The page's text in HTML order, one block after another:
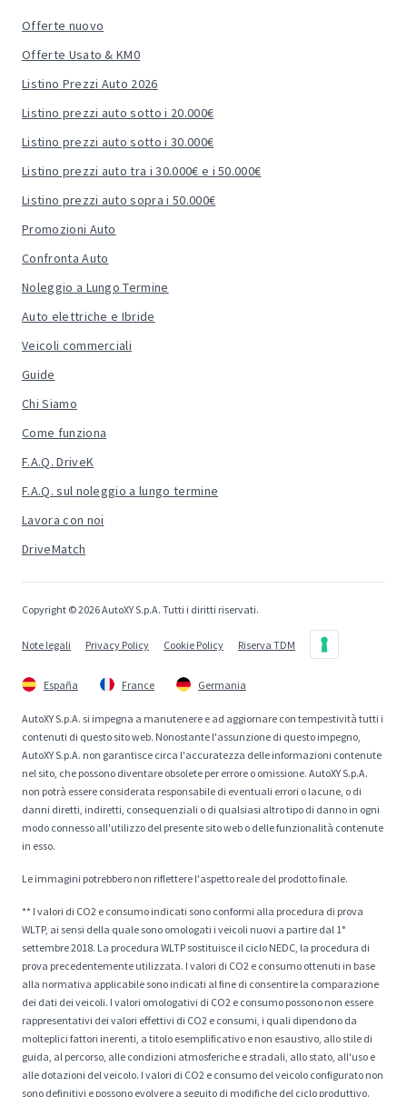
Offerte nuovo
Offerte Usato & KM0
Listino Prezzi Auto 2026
Listino prezzi auto sotto i 20.000€
Listino prezzi auto sotto i 30.000€
Listino prezzi auto tra i 30.000€ e i 50.000€
Listino prezzi auto sopra i 50.000€
Promozioni Auto
Confronta Auto
Noleggio a Lungo Termine
Auto elettriche e Ibride
Veicoli commerciali
Guide
Chi Siamo
Come funziona
F.A.Q. DriveK
F.A.Q. sul noleggio a lungo termine
Lavora con noi
DriveMatch
Copyright © 2026 AutoXY S.p.A. Tutti i diritti riservati.
Note legali Privacy Policy Cookie Policy Riserva TDM
España France Germania
AutoXY S.p.A. si impegna a manutenere e ad aggiornare con tempestività tutti i
contenuti di questo sito web. Nonostante l'assunzione di questo impegno,
AutoXY S.p.A. non garantisce circa l'accuratezza delle informazioni contenute
nel sito, che possono diventare obsolete per errore o omissione. AutoXY S.p.A.
non potrà essere considerata responsabile di eventuali errori o lacune, o di
danni diretti, indiretti, consequenziali o di qualsiasi altro tipo di danno in ogni
modo connesso all'utilizzo del presente sito web o delle funzionalità contenute
in esso.
Le immagini potrebbero non riflettere l'aspetto reale del prodotto finale.
** I valori di CO2 e consumo indicati sono conformi alla procedura di prova
WLTP, ai sensi della quale sono omologati i veicoli nuovi a partire dal 1°
settembre 2018. La procedura WLTP sostituisce il ciclo NEDC, la procedura di
prova precedentemente utilizzata. I valori di CO2 e consumo ottenuti in base
alla normativa applicabile sono indicati al fine di consentire la comparazione
dei dati dei veicoli. I valori omologativi di CO2 e consumo possono non essere
rappresentativi dei valori effettivi di CO2 e consumi, i quali dipendono da
molteplici fattori inerenti, a titolo esemplificativo e non esaustivo, allo stile di
guida, al percorso, alle condizioni atmosferiche e stradali, allo stato, all'uso e
alle dotazioni del veicolo. I valori di CO2 e consumo del veicolo configurato non
sono definitivi e possono evolvere a seguito di modifiche del ciclo produttivo.